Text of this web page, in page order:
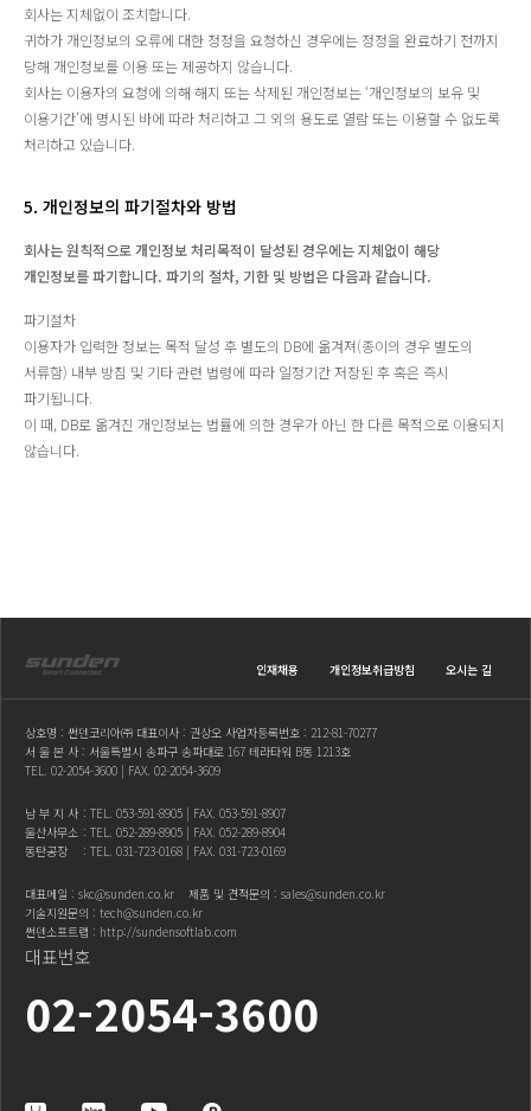
회사는 지체없이 조치합니다.
귀하가 개인정보의 오류에 대한 정정을 요청하신 경우에는 정정을 완료하기 전까지
당해 개인정보를 이용 또는 제공하지 않습니다.
회사는 이용자의 요청에 의해 해지 또는 삭제된 개인정보는 ‘개인정보의 보유 및
이용기간’에 명시된 바에 따라 처리하고 그 외의 용도로 열람 또는 이용할 수 없도록
처리하고 있습니다.
5. 개인정보의 파기절차와 방법
회사는 원칙적으로 개인정보 처리목적이 달성된 경우에는 지체없이 해당
개인정보를 파기합니다. 파기의 절차, 기한 및 방법은 다음과 같습니다.
파기절차
이용자가 입력한 정보는 목적 달성 후 별도의 DB에 옮겨져(종이의 경우 별도의
서류함) 내부 방침 및 기타 관련 법령에 따라 일정기간 저장된 후 혹은 즉시
파기됩니다.
이 때, DB로 옮겨진 개인정보는 법률에 의한 경우가 아닌 한 다른 목적으로 이용되지
않습니다.
인재채용 개인정보취급방침 오시는 길
상호명 : 썬덴코리아㈜ 대표이사 : 권상오 사업자등록번호 : 212-81-70277
서 울 본 사 : 서울특별시 송파구 송파대로 167 테라타워 B동 1213호
TEL. 02-2054-3600 | FAX. 02-2054-3609
남 부 지 사 : TEL. 053-591-8905 | FAX. 053-591-8907
울산사무소 : TEL. 052-289-8905 | FAX. 052-289-8904
동탄공장
: TEL. 031-723-0168 | FAX. 031-723-0169
대표메일 : skc@sunden.co.kr 제품 및 견적문의 : sales@sunden.co.kr
기술지원문의 : tech@sunden.co.kr
썬덴소프트랩 : http://sundensoftlab.com
대표번호
02-2054-3600